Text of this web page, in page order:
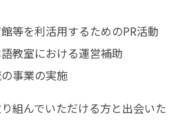
等を利活用するためのPR活動
教室における運営補助
事業の実施
組んでいただける方と出会いた